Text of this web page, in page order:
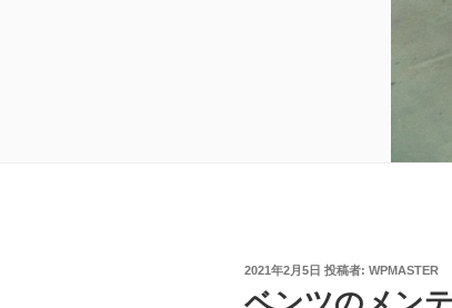
投
日:
2021年2月5日 投稿者: WPMASTER